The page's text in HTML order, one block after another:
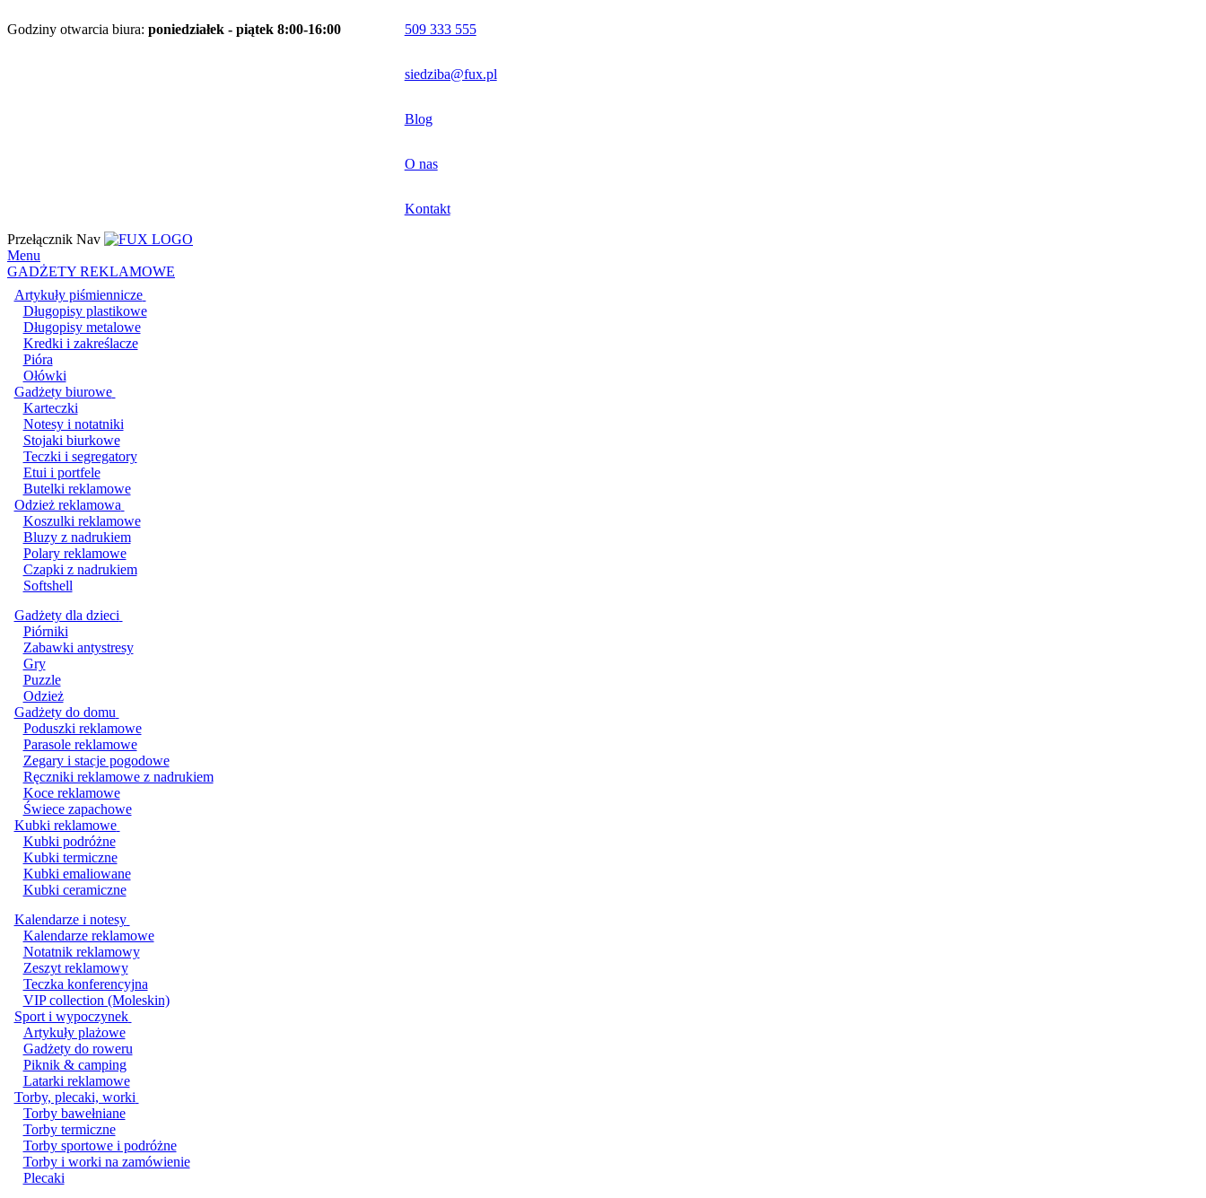
Godziny otwarcia biura: poniedziałek - piątek 8:00-16:00 509 333 555
siedziba@fux.pl
Blog
O nas
Kontakt
Przełącznik Nav
Menu
GADŻETY REKLAMOWE
Artykuły piśmiennicze
Długopisy plastikowe
Długopisy metalowe
Kredki i zakreślacze
Pióra
Ołówki
Gadżety biurowe
Karteczki
Notesy i notatniki
Stojaki biurkowe
Teczki i segregatory
Etui i portfele
Butelki reklamowe
Odzież reklamowa
Koszulki reklamowe
Bluzy z nadrukiem
Polary reklamowe
Czapki z nadrukiem
Softshell
Gadżety dla dzieci
Piórniki
Zabawki antystresy
Gry
Puzzle
Odzież
Gadżety do domu
Poduszki reklamowe
Parasole reklamowe
Zegary i stacje pogodowe
Ręczniki reklamowe z nadrukiem
Koce reklamowe
Świece zapachowe
Kubki reklamowe
Kubki podróżne
Kubki termiczne
Kubki emaliowane
Kubki ceramiczne
Kalendarze i notesy
Kalendarze reklamowe
Notatnik reklamowy
Zeszyt reklamowy
Teczka konferencyjna
VIP collection (Moleskin)
Sport i wypoczynek
Artykuły plażowe
Gadżety do roweru
Piknik & camping
Latarki reklamowe
Torby, plecaki, worki
Torby bawełniane
Torby termiczne
Torby sportowe i podróżne
Torby i worki na zamówienie
Plecaki